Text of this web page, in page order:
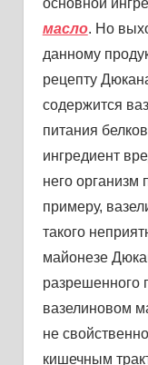
масло. Но
данному
рецепту
содержится
питания
ингредиент
него организм
примеру,
такого
майонезе
разрешенного
вазелиновом
не
кишечным